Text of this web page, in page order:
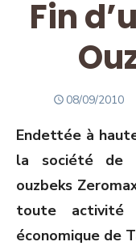
Fin
POSTED
08/09/2010
Endettée à
la société de
ouzbeks
toute
économique de